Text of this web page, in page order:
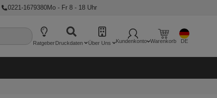
0221-1679380Mo - Fr 8 - 18 Uhr
RatgeberDruckdaten Über Uns Kundenkonto Warenkorb DE